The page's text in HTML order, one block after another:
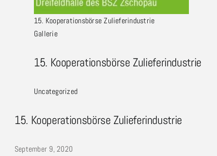
15. Kooperationsbörse Zulieferindustrie
Gallerie
15. Kooperationsbörse Zulieferindustrie
Uncategorized
15. Kooperationsbörse Zulieferindustrie
September 9, 2020